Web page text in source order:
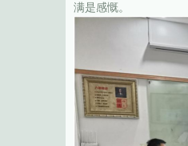
满是感慨。